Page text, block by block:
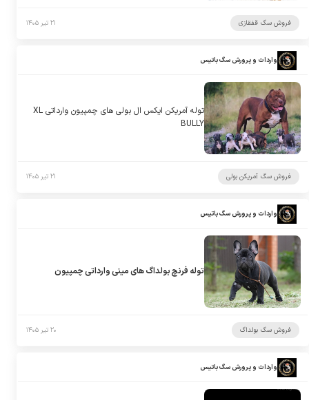
فروش سگ قفقازی ۲۱ تیر ۱۴۰۵
واردات و پرورش سگ باتیس
توله آمریکن ایکس ال بولی های چمپیون وارداتی XL
BULLY
فروش سگ آمریکن بولی ۲۱ تیر ۱۴۰۵
واردات و پرورش سگ باتیس
توله فرنچ بولداگ های مینی وارداتی چمپیون
فروش سگ بولداگ ۲۰ تیر ۱۴۰۵
واردات و پرورش سگ باتیس